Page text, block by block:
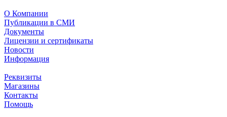
О Компании
Публикации в СМИ
Документы
Лицензии и сертификаты
Новости
Информация
Реквизиты
Магазины
Контакты
Помощь